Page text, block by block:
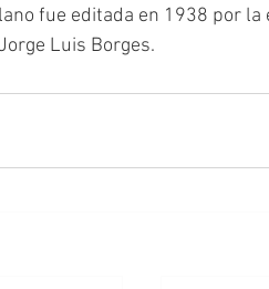
fue editada en 1938 por la
Luis Borges.